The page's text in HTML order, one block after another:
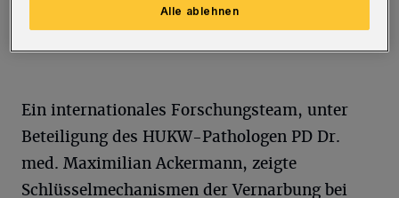
Zusammenhang mit der COVID-19-
Ein internationales Forschungsteam, unter
Beteiligung des HUKW-Pathologen PD Dr.
med. Maximilian Ackermann, zeigte
Schlüsselmechanismen der Vernarbung bei
Alle ablehnen